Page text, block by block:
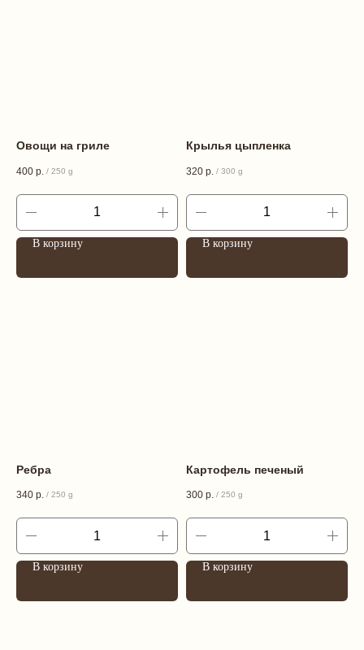
Овощи на гриле
400 р. / 250 g
В корзину
Крылья цыпленка
320 р. / 300 g
В корзину
Ребра
340 р. / 250 g
В корзину
Картофель печеный
300 р. / 250 g
В корзину